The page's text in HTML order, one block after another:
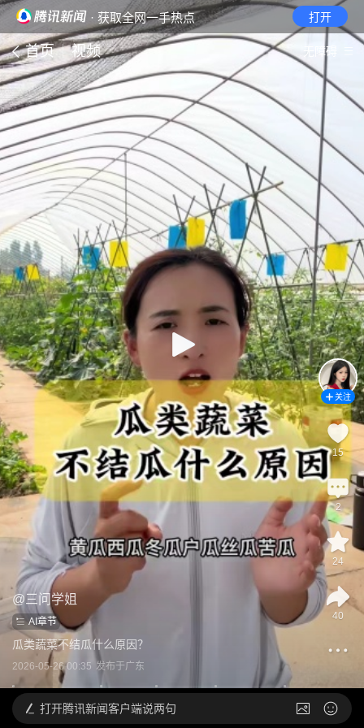
· 获取全网一手热点 打开
首页 视频 无障碍
@三问学姐
AI章节
瓜类蔬菜不结瓜什么原因？
2026-05-26 00:35 发布于广东
关注
15
2
24
40
打开腾讯新闻客户端说两句